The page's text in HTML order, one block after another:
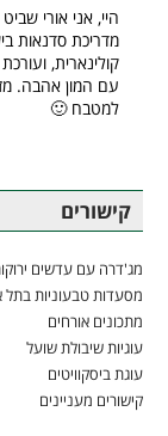
היי, אני אורי
מדריכת סדנאות
קולינארית,
עם המון אהבה.
למטבח 🙂
קישורים
מג'דרה עם עדשים
מסעדות טבעוניות בתל
מתכונים אורחים
עוגיות שיבולת שועל
עוגת ביסקוויטים
קישורים מעניינים